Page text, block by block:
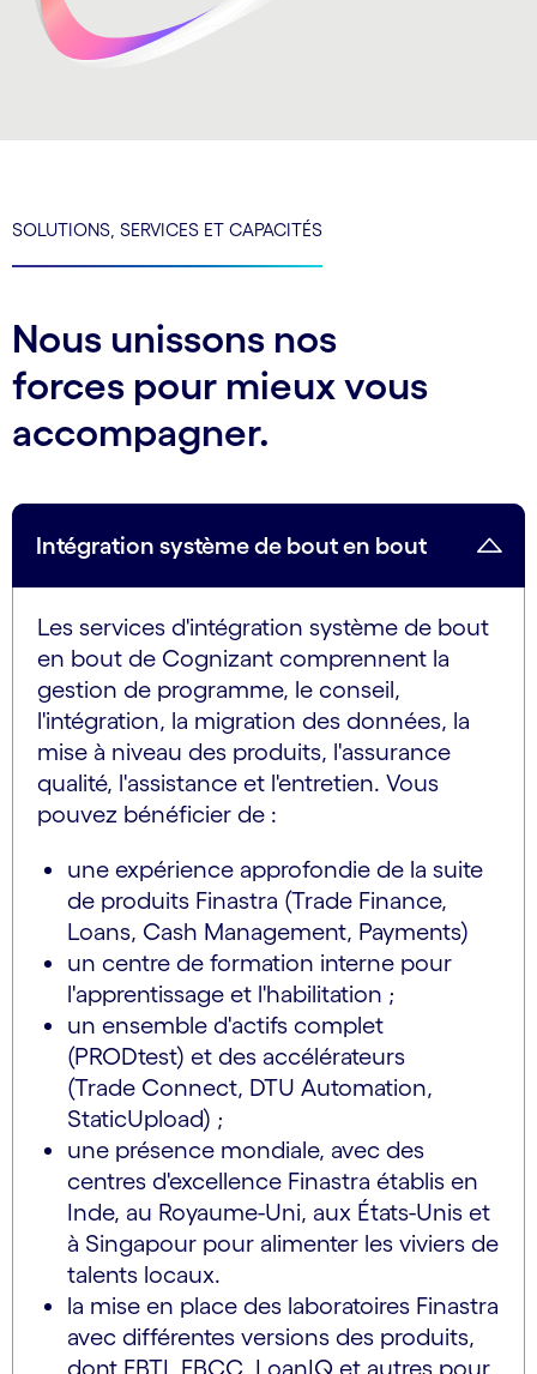
SOLUTIONS, SERVICES ET CAPACITÉS
Nous unissons nos
forces pour mieux vous
accompagner.
Intégration système de bout en bout
Les services d'intégration système de bout
en bout de Cognizant comprennent la
gestion de programme, le conseil,
l'intégration, la migration des données, la
mise à niveau des produits, l'assurance
qualité, l'assistance et l'entretien. Vous
pouvez bénéficier de :
une expérience approfondie de la suite
de produits Finastra (Trade Finance,
Loans, Cash Management, Payments)
un centre de formation interne pour
l'apprentissage et l'habilitation ;
un ensemble d'actifs complet
(PRODtest) et des accélérateurs
(Trade Connect, DTU Automation,
StaticUpload) ;
une présence mondiale, avec des
centres d'excellence Finastra établis en
Inde, au Royaume-Uni, aux États-Unis et
à Singapour pour alimenter les viviers de
talents locaux.
la mise en place des laboratoires Finastra
avec différentes versions des produits,
dont FBTI, FBCC, LoanIQ et autres pour